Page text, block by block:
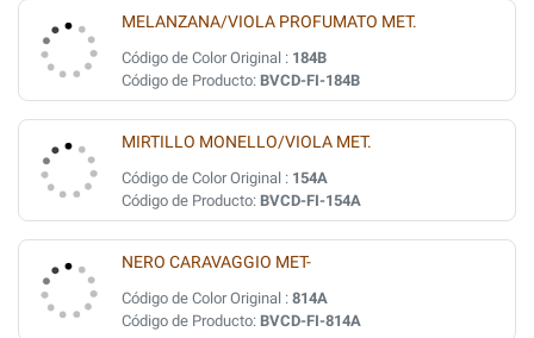
MELANZANA/VIOLA PROFUMATO MET.
Código de Color Original : 184B
Código de Producto: BVCD-FI-184B
MIRTILLO MONELLO/VIOLA MET.
Código de Color Original : 154A
Código de Producto: BVCD-FI-154A
NERO CARAVAGGIO MET-
Código de Color Original : 814A
Código de Producto: BVCD-FI-814A